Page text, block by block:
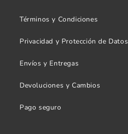
Términos y Condiciones
Privacidad y Protección de Datos
Envíos y Entregas
Devoluciones y Cambios
Pago seguro